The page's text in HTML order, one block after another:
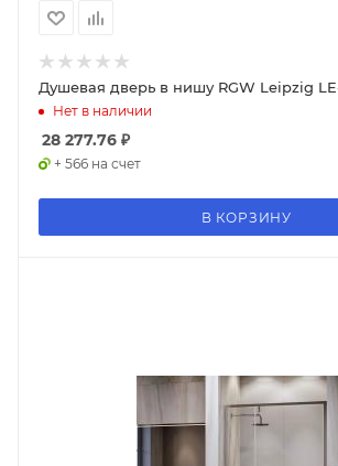
Душевая дверь в нишу RGW Leipzig
Нет в наличии
28 277.76 ₽
+ 566 на счет
В КОРЗИНУ